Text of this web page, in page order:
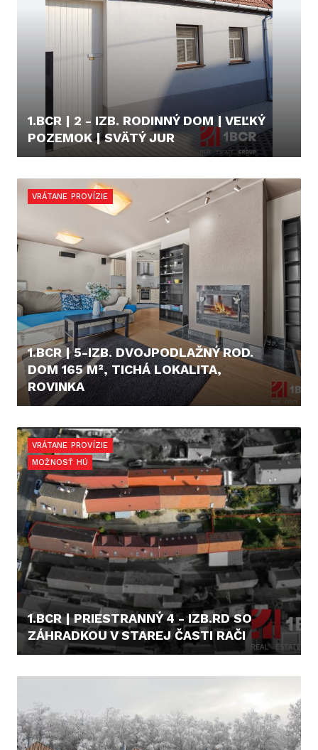
1.BCR | 2 - IZB. RODINNÝ DOM | VEĽKÝ
POZEMOK | SVÄTÝ JUR
VRÁTANE PROVÍZIE
1.BCR | 5-IZB. DVOJPODLAŽNÝ ROD.
DOM 165 M², TICHÁ LOKALITA,
ROVINKA
VRÁTANE PROVÍZIE
MOŽNOSŤ HÚ
1.BCR | PRIESTRANNÝ 4 - IZB.RD SO
ZÁHRADKOU V STAREJ ČASTI RAČI